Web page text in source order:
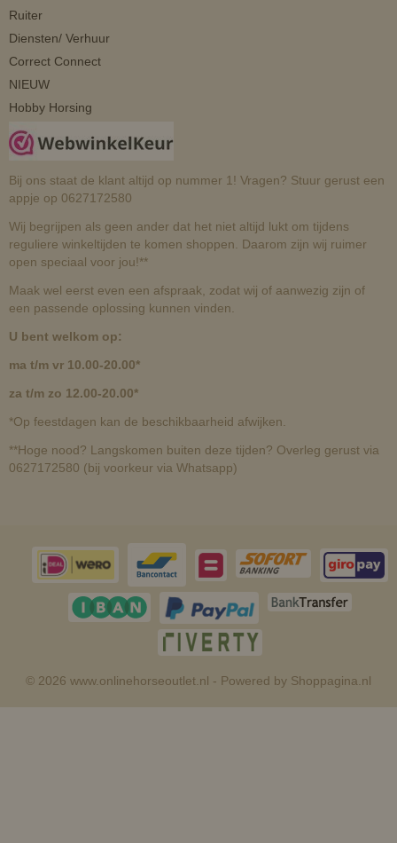
Ruiter
Diensten/ Verhuur
Correct Connect
NIEUW
Hobby Horsing
Bij ons staat de klant altijd op nummer 1! Vragen? Stuur gerust een
appje op 0627172580
Wij begrijpen als geen ander dat het niet altijd lukt om tijdens
reguliere winkeltijden te komen shoppen. Daarom zijn wij ruimer
open speciaal voor jou!**
Maak wel eerst even een afspraak, zodat wij of aanwezig zijn of
een passende oplossing kunnen vinden.
U bent welkom op:
ma t/m vr 10.00-20.00*
za t/m zo 12.00-20.00*
*Op feestdagen kan de beschikbaarheid afwijken.
**Hoge nood? Langskomen buiten deze tijden? Overleg gerust via
0627172580 (bij voorkeur via Whatsapp)
© 2026 www.onlinehorseoutlet.nl - Powered by Shoppagina.nl